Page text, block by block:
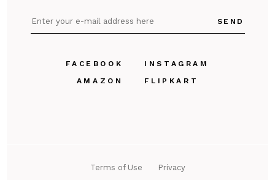
SEND
FACEBOOK
INSTAGRAM
AMAZON
FLIPKART
Terms of Use Privacy